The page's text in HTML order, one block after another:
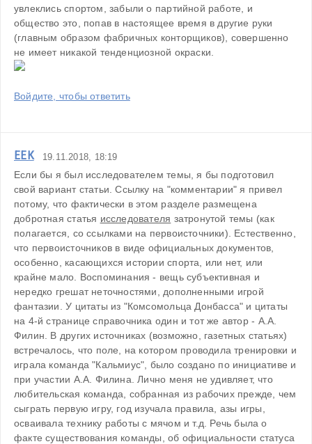
увлеклись спортом, забыли о партийной работе, и
общество это, попав в настоящее время в другие руки
(главным образом фабричных конторщиков), совершенно
Войдите, чтобы ответить
ЕЕК 19.11.2018, 18:19
Если бы я был исследователем темы, я бы подготовил
свой вариант статьи. Ссылку на "комментарии" я привел
потому, что фактически в этом разделе размещена
добротная статья исследователя затронутой темы (как
полагается, со ссылками на первоисточники). Естественно,
что первоисточников в виде официальных документов,
особенно, касающихся истории спорта, или нет, или
крайне мало. Воспоминания - вещь субъективная и
нередко грешат неточностями, дополненными игрой
фантазии. У цитаты из "Комсомольца Донбасса" и цитаты
на 4-й странице справочника один и тот же автор - А.А.
Филин. В других источниках (возможно, газетных статьях)
встречалось, что поле, на котором проводила тренировки и
играла команда "Кальмиус", было создано по инициативе и
при участии А.А. Филина. Лично меня не удивляет, что
любительская команда, собранная из рабочих прежде, чем
сыграть первую игру, год изучала правила, азы игры,
осваивала технику работы с мячом и т.д. Речь была о
факте существования команды, об официальности статуса